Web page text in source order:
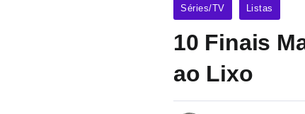
Séries/TV Listas
10 Finais
ao Lixo